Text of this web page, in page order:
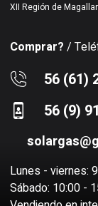
XII Región de
Comprar? /
56 (61)
56 (9)
Lunes - viernes:
Sábado: 10:00 -